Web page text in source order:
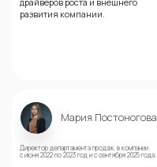
драйверов роста и внешнего
развития компании.
Мария Постоногова
Директор департамента продаж, в компании
с июня 2022 по 2023 год и с сентября 2025 года.